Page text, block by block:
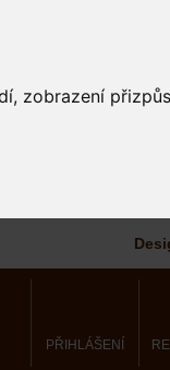
zobrazení
PŘIHLÁŠENÍ